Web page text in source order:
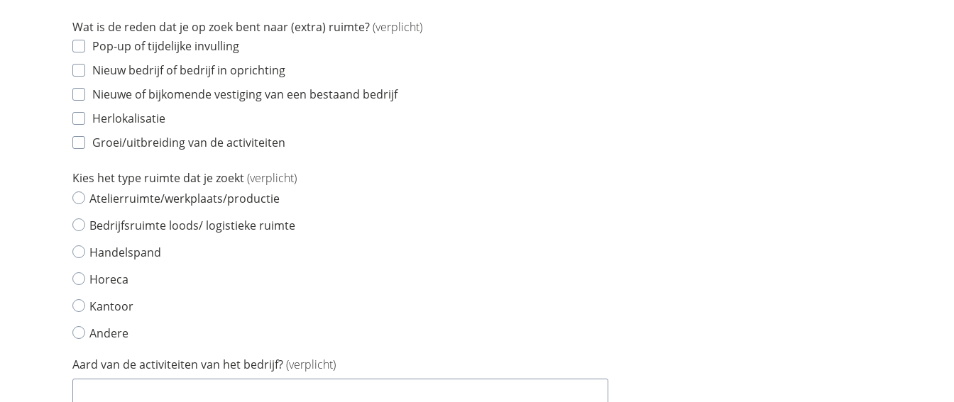
Wat is de reden dat je op zoek bent naar (extra) ruimte?(verplicht)
Pop-up of tijdelijke invulling
Nieuw bedrijf of bedrijf in oprichting
Nieuwe of bijkomende vestiging van een bestaand bedrijf
Herlokalisatie
Groei/uitbreiding van de activiteiten
Kies het type ruimte dat je zoekt(verplicht)
Atelierruimte/werkplaats/productie
Bedrijfsruimte loods/ logistieke ruimte
Handelspand
Horeca
Kantoor
Andere
Aard van de activiteiten van het bedrijf?(verplicht)